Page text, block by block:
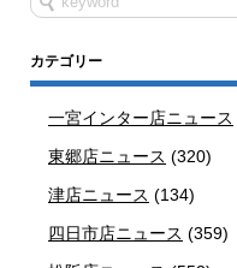
カテゴリー
一宮インター店ニュース
東郷店ニュース (320)
津店ニュース (134)
四日市店ニュース (359)